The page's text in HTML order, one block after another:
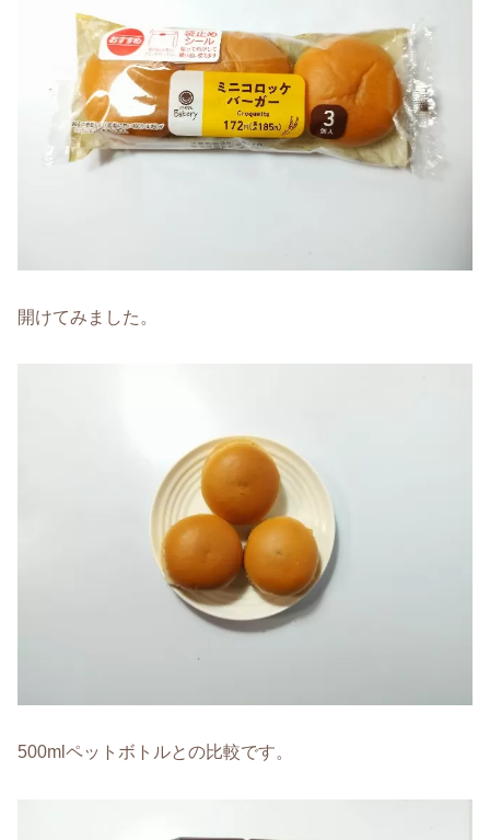
開けてみました。
500mlペットボトルとの比較です。